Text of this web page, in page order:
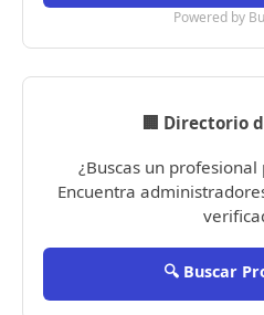
Powered by
🏢 Directorio
¿Buscas un
Encuentra
🔍 Buscar